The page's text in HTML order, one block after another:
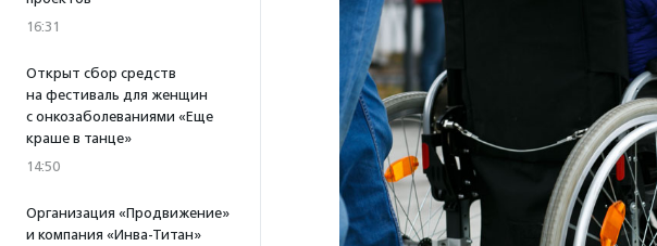
16:31
Открыт сбор средств
на фестиваль для женщин
с онкозаболеваниями «Еще
краше в танце»
14:50
Организация «Продвижение»
и компания «Инва-Титан»